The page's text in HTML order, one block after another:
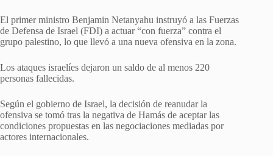
El primer ministro Benjamin Netanyahu instruyó a las Fuerzas
de Defensa de Israel (FDI) a actuar “con fuerza” contra el
grupo palestino, lo que llevó a una nueva ofensiva en la zona.
Los ataques israelíes dejaron un saldo de al menos 220
personas fallecidas.
Según el gobierno de Israel, la decisión de reanudar la
ofensiva se tomó tras la negativa de Hamás de aceptar las
condiciones propuestas en las negociaciones mediadas por
actores internacionales.